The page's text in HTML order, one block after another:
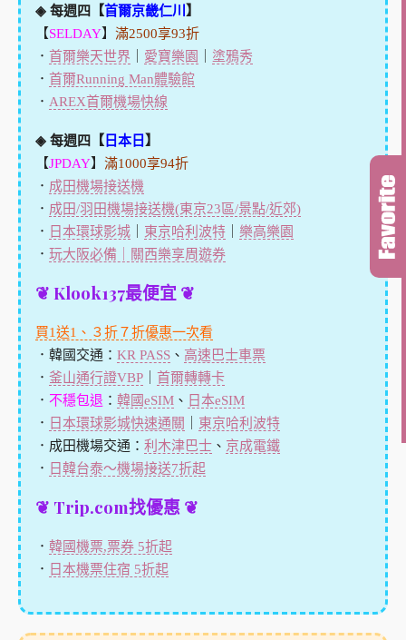
◈ 每週四【首爾京畿仁川
】
【SELDAY】 滿2500享93折
． 首爾樂天世界 愛寶樂園
塗鴉秀
． 首爾Running Man體驗館
． AREX首爾機場快線
◈ 每週四【日本日 】
【JPDAY】 滿1000享94折
． 成田機場接送機
． 成田/羽田機場接送機(東京23區/景點/近郊)
． 日本環球影城｜ 東京哈利波特｜ 樂高樂園
． 玩大阪必備｜關西樂享周遊券
❦ Klook137最便宜 ❦
買1送1、３折７折優惠一次看
．韓國交通： KR PASS、 高速巴士車票
． 釜山通行證VBP｜ 首爾轉轉卡
． 不穩包退 ： 韓國eSIM、 日本eSIM
． 日本環球影城快速通關
東京哈利波特
．成田機場交通： 利木津巴士、 京成電鐵
． 日韓台泰～機場接送7折起
❦ Trip.com找優惠 ❦
． 韓國機票,票券 5折起
． 日本機票住宿 5折起